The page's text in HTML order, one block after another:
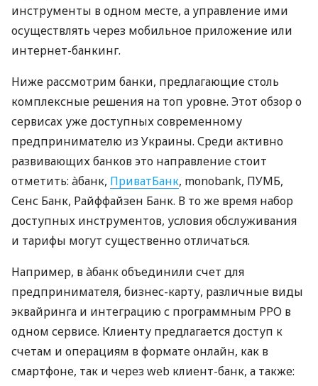
инструменты в одном месте, а управление ими
осуществлять через мобильное приложение или
интернет-банкинг.
Ниже рассмотрим банки, предлагающие столь
комплексные решения на топ уровне. Этот обзор о
сервисах уже доступных современному
предпринимателю из Украины. Среди активно
развивающих банков это направление стоит
отметить: àбанк, ПриватБанк, monobank, ПУМБ,
Сенс Банк, Райффайзен Банк. В то же время набор
доступных инструментов, условия обслуживания
и тарифы могут существенно отличаться.
Например, в àбанк объединили счет для
предпринимателя, бизнес-карту, различные виды
эквайринга и интеграцию с программным РРО в
одном сервисе. Клиенту предлагается доступ к
счетам и операциям в формате онлайн, как в
смартфоне, так и через web клиент-банк, а также: